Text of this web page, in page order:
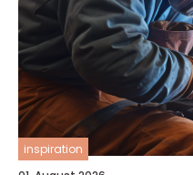
inspiration